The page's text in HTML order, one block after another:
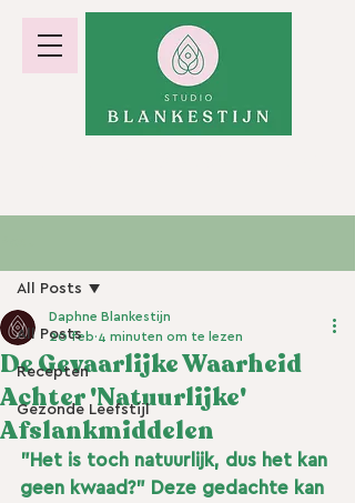
All Posts
Recepten
Gezonde Leefstijl
All Posts
De Gevaarlijke Waarheid
Achter 'Natuurlijke'
Afslankmiddelen
Daphne Blankestijn
20 feb 4 minuten om te lezen
"Het is toch natuurlijk, dus het kan
geen kwaad?" Deze gedachte kan